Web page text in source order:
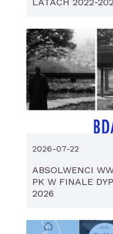
ABSOLWENCI
PK W FINALE
2026
2026-07-22